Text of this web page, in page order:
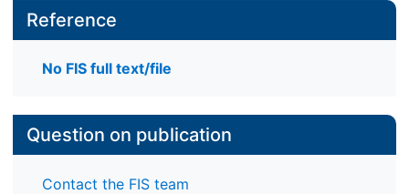
Reference
No FIS full text/file
Question on publication
Contact the FIS team